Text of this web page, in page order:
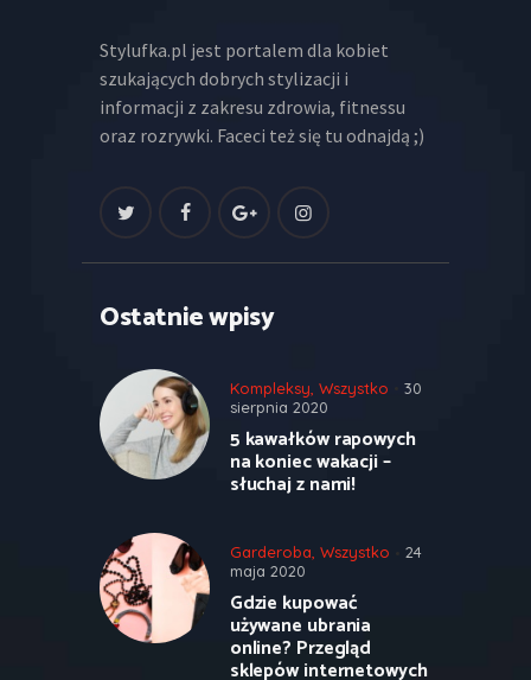
Stylufka.pl jest portalem dla kobiet
szukających dobrych stylizacji i
informacji z zakresu zdrowia, fitnessu
oraz rozrywki. Faceci też się tu odnajdą ;)
Ostatnie wpisy
Kompleksy, Wszystko
30
sierpnia 2020
5 kawałków rapowych
na koniec wakacji –
słuchaj z nami!
Garderoba, Wszystko
24
maja 2020
Gdzie kupować
używane ubrania
online? Przegląd
sklepów internetowych